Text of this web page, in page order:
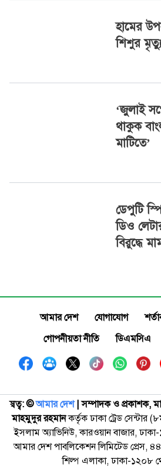
হামের
শিশুর
‘জুলাই
থাকুক
মাটিতে’
ডেপুটি
ডিও
বিরুদ্ধে
আমার দেশ যোগাযোগ
গোপনীয়তা নীতি
ডিএমসিএ
স্বত্ব: ©️আমার দেশ| সম্পাদক ও প্রকাশক,
মাহমুদুর রহমানকর্তৃক ঢাকা ট্রেড সেন্টার
ইসলাম অ্যাভিনিউ, কারওয়ান বাজার,
আমার দেশ পাবলিকেশন লিমিটেড প্রেস,
শিল্প এলাকা, ঢাকা-১২০৮